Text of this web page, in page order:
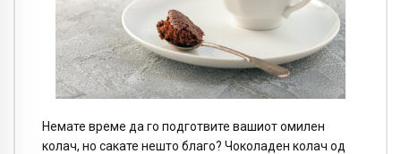
Немате време да го подготвите вашиот омилен
колач, но сакате нешто благо? Чоколаден колач од